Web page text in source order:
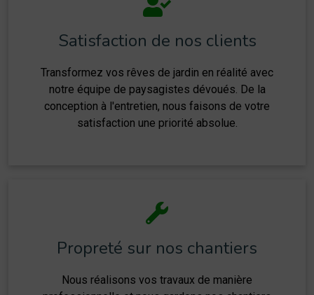
Satisfaction de nos clients
Transformez vos rêves de jardin en réalité avec
notre équipe de paysagistes dévoués. De la
conception à l'entretien, nous faisons de votre
satisfaction une priorité absolue.
Propreté sur nos chantiers
Nous réalisons vos travaux de manière